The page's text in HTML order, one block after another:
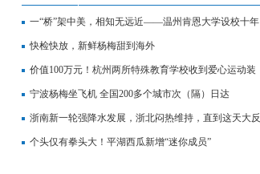
一“桥”架中美，相知无远近——温州肯恩大学设校十年
记
快检快放，新鲜杨梅甜到海外
价值100万元！杭州两所特殊教育学校收到爱心运动装
备
宁波杨梅坐飞机 全国200多个城市次（隔）日达
浙南新一轮强降水发展，浙北闷热维持，直到这天大反
转
个头仅有拳头大！平湖西瓜新增“迷你成员”